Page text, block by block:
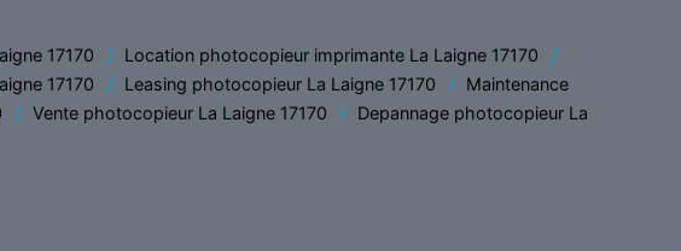
17170
Location photocopieur imprimante La Laigne 17170
17170
Leasing photocopieur La Laigne 17170
Maintenance
Vente photocopieur La Laigne 17170
Depannage photocopieur La